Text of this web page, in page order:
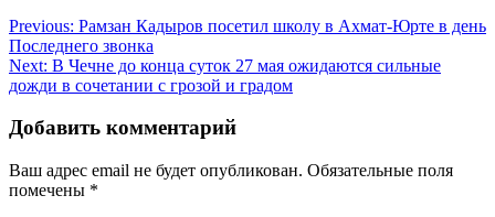
Навигация
по
записям
Previous: Рамзан Кадыров посетил школу в Ахмат-Юрте в день
Последнего звонка
Next: В Чечне до конца суток 27 мая ожидаются сильные
дожди в сочетании с грозой и градом
Добавить комментарий
Ваш адрес email не будет опубликован. Обязательные поля
помечены *